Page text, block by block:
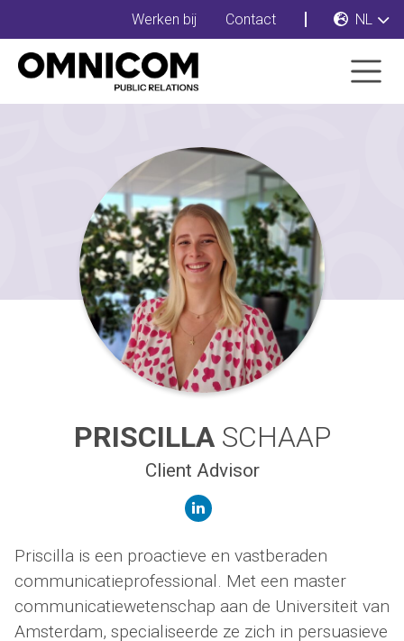
Werken bij Contact NL
PRISCILLA SCHAAP
Client Advisor
linkedin
Priscilla is een proactieve en vastberaden
communicatieprofessional. Met een master
communicatiewetenschap aan de Universiteit van
Amsterdam, specialiseerde ze zich in persuasieve